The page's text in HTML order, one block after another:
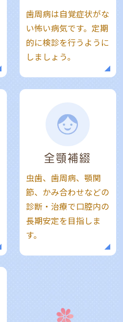
歯周病は自覚症状がな
い怖い病気です。定期
的に検診を行うように
しましょう。
全顎補綴
虫歯、歯周病、顎関
節、かみ合わせなどの
診断・治療で口腔内の
長期安定を目指しま
す。